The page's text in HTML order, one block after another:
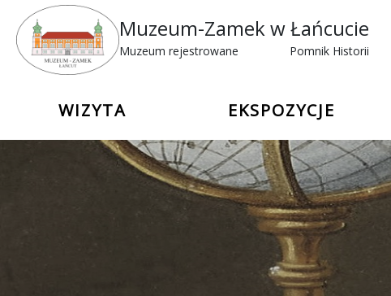
Muzeum-Zamek w Łańcucie
Muzeum rejestrowane Pomnik Historii
WIZYTA EKSPOZYCJE